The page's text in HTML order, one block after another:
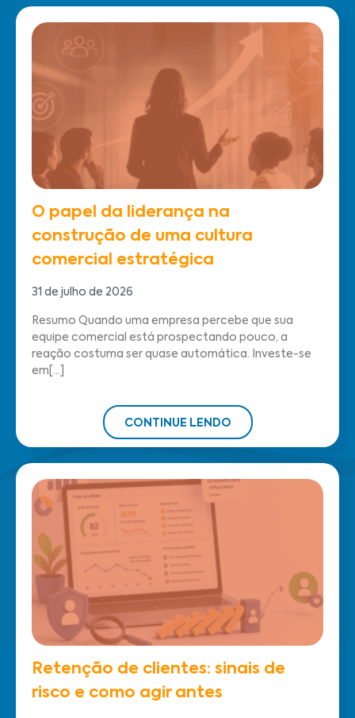
O papel da liderança na
construção de uma cultura
comercial estratégica
31 de julho de 2026
Resumo Quando uma empresa percebe que sua
equipe comercial está prospectando pouco, a
reação costuma ser quase automática. Investe-se
em[...]
CONTINUE LENDO
Retenção de clientes: sinais de
risco e como agir antes